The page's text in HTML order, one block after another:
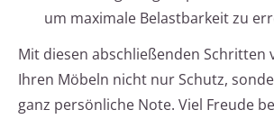
um maximale Belastbarkeit zu
Mit diesen abschließenden Schritten
Ihren Möbeln nicht nur Schutz,
ganz persönliche Note. Viel Freude